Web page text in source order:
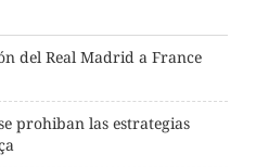
del Real Madrid a France
prohiban las estrategias